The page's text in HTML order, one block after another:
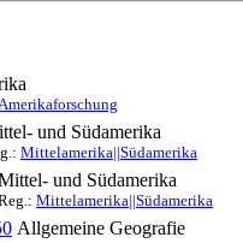
und Südamerika
Mittelamerika||Südamerika
und Südamerika
Mittelamerika||Südamerika
Allgemeine Geografie